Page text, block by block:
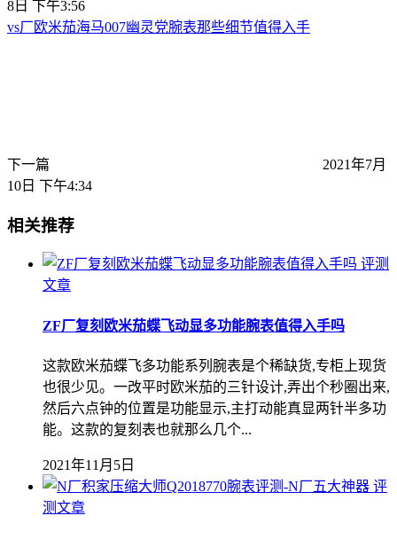
8日 下午3:56
vs厂欧米茄海马007幽灵党腕表那些细节值得入手
下一篇
2021年7月
10日 下午4:34
相关推荐
评测
文章
ZF厂复刻欧米茄蝶飞动显多功能腕表值得入手吗
这款欧米茄蝶飞多功能系列腕表是个稀缺货,专柜上现货
也很少见。一改平时欧米茄的三针设计,弄出个秒圈出来,
然后六点钟的位置是功能显示,主打动能真显两针半多功
能。这款的复刻表也就那么几个...
2021年11月5日
评
测文章